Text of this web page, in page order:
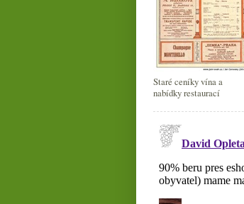
Staré ceníky vína a
nabídky restaurací